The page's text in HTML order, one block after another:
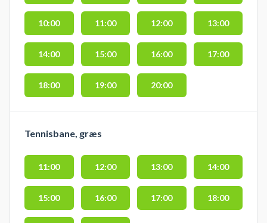
10:00 11:00 12:00 13:00
14:00 15:00 16:00 17:00
18:00 19:00 20:00
Tennisbane, græs
11:00 12:00 13:00 14:00
15:00 16:00 17:00 18:00